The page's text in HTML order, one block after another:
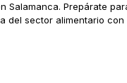
Salamanca. Prepárate
del sector alimentario